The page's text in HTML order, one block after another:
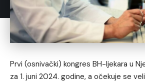
Prvi (osnivački) kongres BH-ljekara u
za 1. juni 2024. godine, a očekuje se